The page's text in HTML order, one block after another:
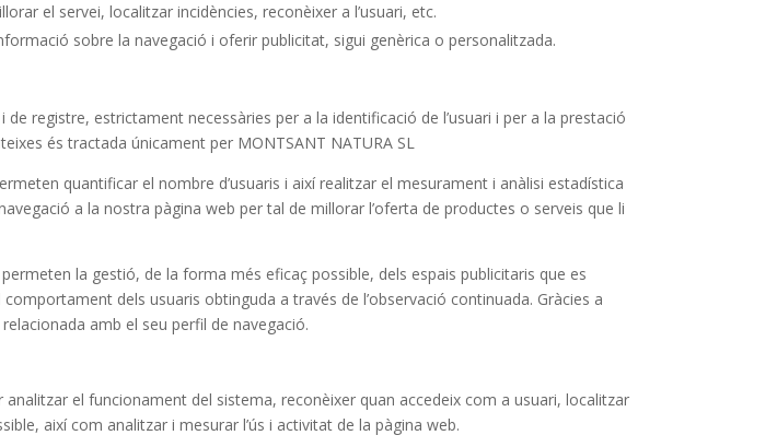
el servei, localitzar incidències, reconèixer a l’usuari, etc.
sobre la navegació i oferir publicitat, sigui genèrica o personalitzada.
de registre, estrictament necessàries per a la identificació de l’usuari i per a la prestació
és tractada únicament per MONTSANT NATURA SL
quantificar el nombre d’usuaris i així realitzar el mesurament i anàlisi estadística
a la nostra pàgina web per tal de millorar l’oferta de productes o serveis que li
la gestió, de la forma més eficaç possible, dels espais publicitaris que es
dels usuaris obtinguda a través de l’observació continuada. Gràcies a
amb el seu perfil de navegació.
el funcionament del sistema, reconèixer quan accedeix com a usuari, localitzar
així com analitzar i mesurar l’ús i activitat de la pàgina web.